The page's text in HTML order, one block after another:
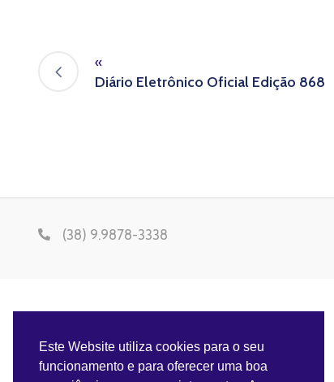
«
Diário Eletrônico Oficial Edição 868
(38) 9.9878-3338
Este Website utiliza cookies para o seu
funcionamento e para oferecer uma boa